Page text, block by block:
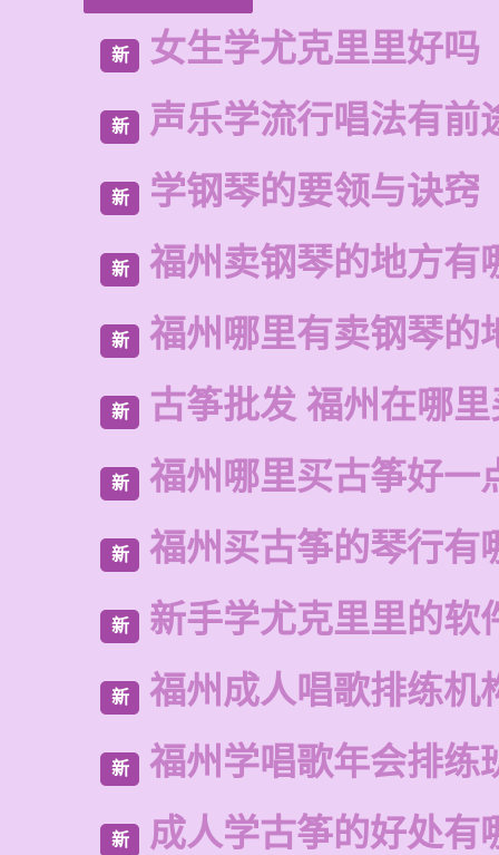
新 女生学尤克里里好吗
新 声乐学流行唱法有前
新 学钢琴的要领与诀窍
新 福州卖钢琴的地方有
新 福州哪里有卖钢琴的
新 古筝批发 福州在哪
新 福州哪里买古筝好一
新 福州买古筝的琴行有
新 新手学尤克里里的软
新 福州成人唱歌排练机
新 福州学唱歌年会排练
新 成人学古筝的好处有